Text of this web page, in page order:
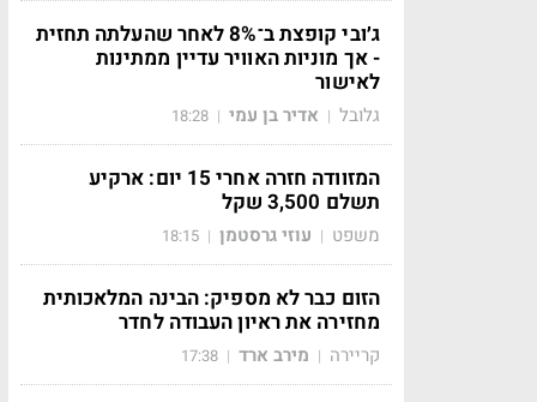
ג׳ובי קופצת ב־8% לאחר שהעלתה תחזית
- אך מוניות האוויר עדיין ממתינות
לאישור
גלובל | אדיר בן עמי |
18:28
המזוודה חזרה אחרי 15 יום: ארקיע
תשלם 3,500 שקל
משפט | עוזי גרסטמן |
18:15
הזום כבר לא מספיק: הבינה המלאכותית
מחזירה את ראיון העבודה לחדר
קריירה | מירב ארד |
17:38